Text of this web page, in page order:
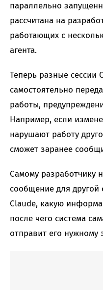
параллельно
рассчитана на
работающих с
агента.
Теперь разные сессии
самостоятельно
работы,
Например, если
нарушают работу
сможет заранее
Самому разработчику
сообщение для другой
Claude, какую
после чего система
отправит его нужному